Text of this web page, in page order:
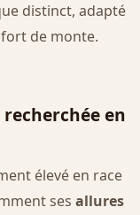
distinct, adapté
de monte.
en
élevé en race
ses allures